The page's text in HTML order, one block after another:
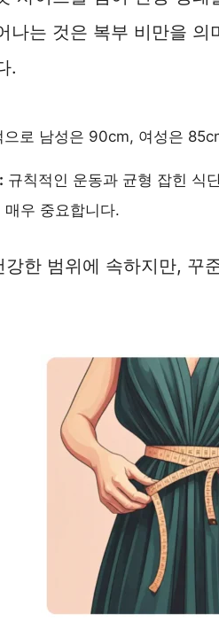
나는 것은 복부 비만을
.
으로 남성은 90cm, 여성은
규칙적인 운동과 균형 잡힌 식
우 중요합니다.
한 범위에 속하지만, 꾸